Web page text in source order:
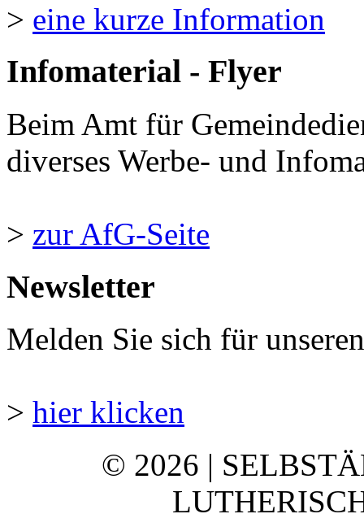
> eine kurze Information
Infomaterial - Flyer
Beim Amt für
diverses Werbe- und
> zur AfG-Seite
Newsletter
Melden Sie sich für
> hier klicken
© 2026 |